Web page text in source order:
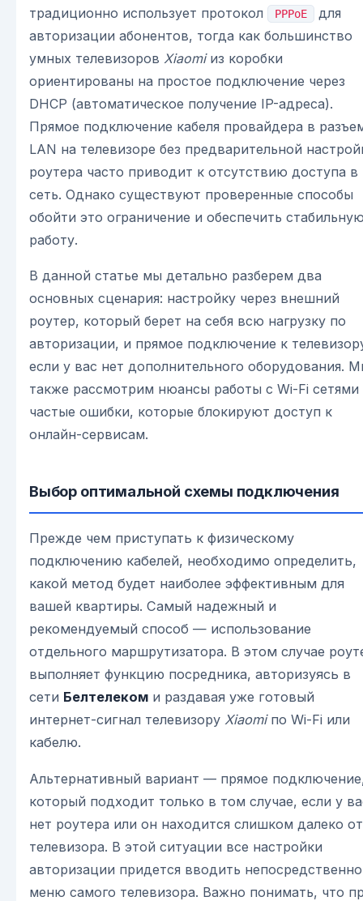
традиционно использует протокол
PPPoE
для
авторизации абонентов, тогда как большинство
умных телевизоров Xiaomiиз коробки
ориентированы на простое подключение через
DHCP (автоматическое получение IP-адреса).
Прямое подключение кабеля провайдера в
LAN на телевизоре без предварительной
роутера часто приводит к отсутствию доступа в
сеть. Однако существуют проверенные способы
обойти это ограничение и обеспечить
работу.
В данной статье мы детально разберем два
основных сценария: настройку через внешний
роутер, который берет на себя всю нагрузку по
авторизации, и прямое подключение к
если у вас нет дополнительного оборудования.
также рассмотрим нюансы работы с Wi-Fi сетями
частые ошибки, которые блокируют доступ к
онлайн-сервисам.
Выбор оптимальной схемы подключения
Прежде чем приступать к физическому
подключению кабелей, необходимо определить,
какой метод будет наиболее эффективным для
вашей квартиры. Самый надежный и
рекомендуемый способ — использование
отдельного маршрутизатора. В этом случае
выполняет функцию посредника, авторизуясь в
сети Белтелеком и раздавая уже готовый
интернет-сигнал телевизору Xiaomiпо Wi-Fi или
кабелю.
Альтернативный вариант — прямое
который подходит только в том случае, если у
нет роутера или он находится слишком далеко от
телевизора. В этой ситуации все настройки
авторизации придется вводить
меню самого телевизора. Важно понимать, что